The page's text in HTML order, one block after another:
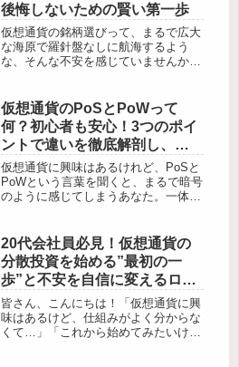
後悔しないための賢い第一歩
仮想通貨の銘柄選びって、まるで広大
な海原で羅針盤なしに航海するよう
な、そんな不安を感じていませんか？
を選べばいいのか分からない、失敗し
たくないという気持ち、痛いほどよ
く...
仮想通貨のPoSとPoWって
何？初心者も安心！3つのポイ
ントで違いを徹底解剖し、未
来の資産形成に踏み出す方法
仮想通貨に興味はあるけれど、PoSと
PoWという言葉を聞くと、まるで暗号
のように感じてしまうあなた。一体何
かもしれませんね。でも大丈夫、この
複雑に見える仕組みこそが、仮想通...
20代会社員必見！仮想通貨の
分散投資を始める”最初の一
歩”と不安を自信に変えるロー
ドマップ
皆さん、こんにちは！「仮想通貨に興
味はあるけど、仕組みがよく分からな
くて…」「これから始めてみたいけ